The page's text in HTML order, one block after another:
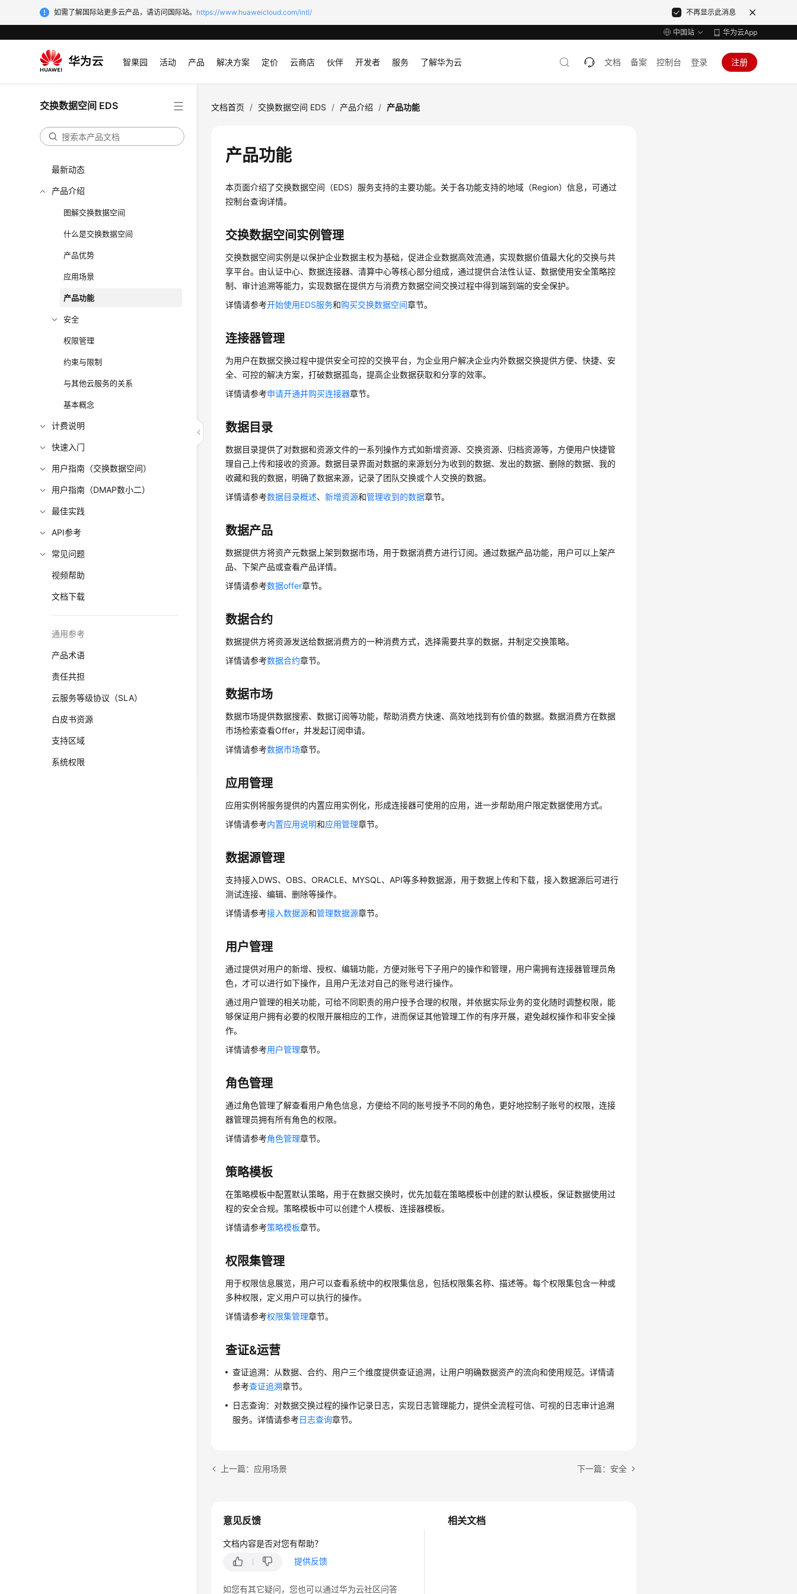
如需了解国际站更多云产品，请访问国际站。 https://www.huaweicloud.com/intl/ 不再显示此消息
中国站 华为云App
智果园 活动 产品 解决方案 定价 云商店 伙伴 开发者 服务 了解华为云 文档 备案 控制台 登录 注册
交换数据空间 EDS
最新动态
产品介绍
图解交换数据空间
什么是交换数据空间
产品优势
应用场景
产品功能
安全
权限管理
约束与限制
与其他云服务的关系
基本概念
计费说明
快速入门
用户指南（交换数据空间）
用户指南（DMAP数小二）
最佳实践
API参考
常见问题
视频帮助
文档下载
通用参考
产品术语
责任共担
云服务等级协议（SLA）
白皮书资源
支持区域
系统权限
文档首页 / 交换数据空间 EDS / 产品介绍 / 产品功能
产品功能
本页面介绍了交换数据空间（EDS）服务支持的主要功能。关于各功能支持的地域（Region）信息，可通过
控制台查询详情。
交换数据空间实例管理
交换数据空间实例是以保护企业数据主权为基础，促进企业数据高效流通，实现数据价值最大化的交换与共
享平台。由认证中心、数据连接器、清算中心等核心部分组成，通过提供合法性认证、数据使用安全策略控
制、审计追溯等能力，实现数据在提供方与消费方数据空间交换过程中得到端到端的安全保护。
详情请参考开始使用EDS服务和购买交换数据空间章节。
连接器管理
为用户在数据交换过程中提供安全可控的交换平台，为企业用户解决企业内外数据交换提供方便、快捷、安
全、可控的解决方案，打破数据孤岛，提高企业数据获取和分享的效率。
详情请参考申请开通并购买连接器章节。
数据目录
数据目录提供了对数据和资源文件的一系列操作方式如新增资源、交换资源、归档资源等，方便用户快捷管
理自己上传和接收的资源。数据目录界面对数据的来源划分为收到的数据、发出的数据、删除的数据、我的
收藏和我的数据，明确了数据来源，记录了团队交换或个人交换的数据。
详情请参考数据目录概述、新增资源和管理收到的数据章节。
数据产品
数据提供方将资产元数据上架到数据市场，用于数据消费方进行订阅。通过数据产品功能，用户可以上架产
品、下架产品或查看产品详情。
详情请参考数据offer章节。
数据合约
数据提供方将资源发送给数据消费方的一种消费方式，选择需要共享的数据，并制定交换策略。
详情请参考数据合约章节。
数据市场
数据市场提供数据搜索、数据订阅等功能，帮助消费方快速、高效地找到有价值的数据。数据消费方在数据
市场检索查看Offer，并发起订阅申请。
详情请参考数据市场章节。
应用管理
应用实例将服务提供的内置应用实例化，形成连接器可使用的应用，进一步帮助用户限定数据使用方式。
详情请参考内置应用说明和应用管理章节。
数据源管理
支持接入DWS、OBS、ORACLE、MYSQL、API等多种数据源，用于数据上传和下载，接入数据源后可进行
测试连接、编辑、删除等操作。
详情请参考接入数据源和管理数据源章节。
用户管理
通过提供对用户的新增、授权、编辑功能，方便对账号下子用户的操作和管理，用户需拥有连接器管理员角
色，才可以进行如下操作，且用户无法对自己的账号进行操作。
通过用户管理的相关功能，可给不同职责的用户授予合理的权限，并依据实际业务的变化随时调整权限，能
够保证用户拥有必要的权限开展相应的工作，进而保证其他管理工作的有序开展，避免越权操作和非安全操
作。
详情请参考用户管理章节。
角色管理
通过角色管理了解查看用户角色信息，方便给不同的账号授予不同的角色，更好地控制子账号的权限，连接
器管理员拥有所有角色的权限。
详情请参考角色管理章节。
策略模板
在策略模板中配置默认策略，用于在数据交换时，优先加载在策略模板中创建的默认模板，保证数据使用过
程的安全合规。策略模板中可以创建个人模板、连接器模板。
详情请参考策略模板章节。
权限集管理
用于权限信息展览，用户可以查看系统中的权限集信息，包括权限集名称、描述等。每个权限集包含一种或
多种权限，定义用户可以执行的操作。
详情请参考权限集管理章节。
查证&运营
查证追溯：从数据、合约、用户三个维度提供查证追溯，让用户明确数据资产的流向和使用规范。详情请
参考查证追溯章节。
日志查询：对数据交换过程的操作记录日志，实现日志管理能力，提供全流程可信、可视的日志审计追溯
服务。详情请参考日志查询章节。
上一篇：应用场景 下一篇：安全
相关文档
意见反馈
文档内容是否对您有帮助？
提供反馈
如您有其它疑问，您也可以通过华为云社区问答